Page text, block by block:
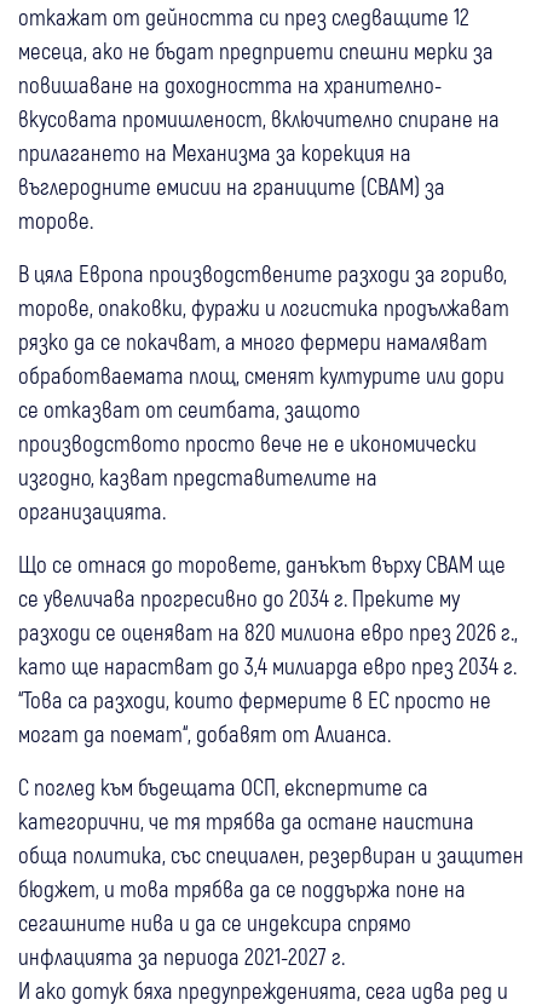
откажат от дейността си през следващите 12
месеца, ако не бъдат предприети спешни мерки за
повишаване на доходността на хранително-
вкусовата промишленост, включително спиране на
прилагането на Механизма за корекция на
въглеродните емисии на границите (CBAM) за
торове.
В цяла Европа производствените разходи за гориво,
торове, опаковки, фуражи и логистика продължават
рязко да се покачват, а много фермери намаляват
обработваемата площ, сменят културите или дори
се отказват от сеитбата, защото
производството просто вече не е икономически
изгодно, казват представителите на
организацията.
Що се отнася до торовете, данъкът върху CBAM ще
се увеличава прогресивно до 2034 г. Преките му
разходи се оценяват на 820 милиона евро през 2026 г.,
като ще нарастват до 3,4 милиарда евро през 2034 г.
“Това са разходи, които фермерите в ЕС просто не
могат да поемат“, добавят от Алианса.
С поглед към бъдещата ОСП, експертите са
категорични, че тя трябва да остане наистина
обща политика, със специален, резервиран и защитен
бюджет, и това трябва да се поддържа поне на
сегашните нива и да се индексира спрямо
инфлацията за периода 2021-2027 г.
И ако дотук бяха предупрежденията, сега идва ред и